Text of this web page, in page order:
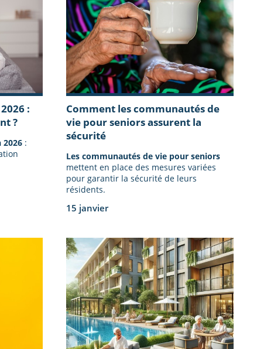
:
?
2026 :
Comment les communautés de
vie pour seniors assurent la
sécurité
Les communautés de vie pour seniors
mettent en place des mesures variées
pour garantir la sécurité de leurs
résidents.
15 janvier